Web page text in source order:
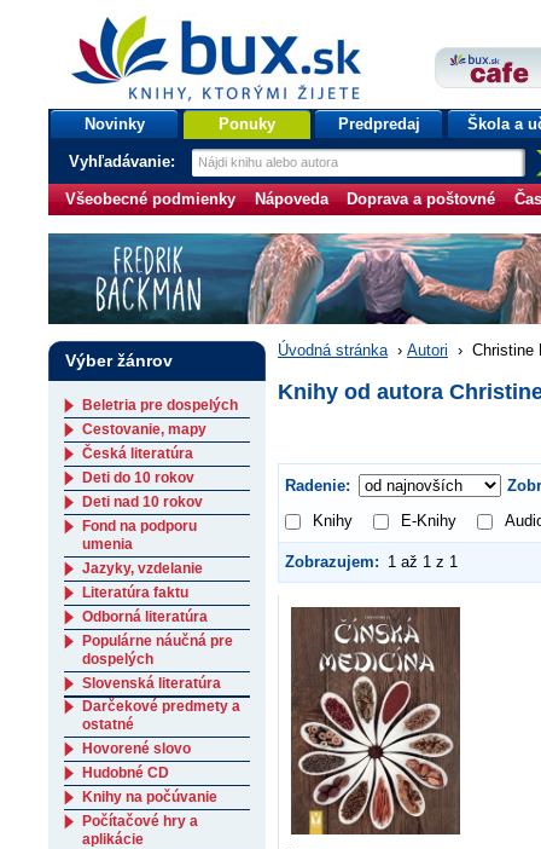
bux.sk
knihy, ktorými žijete
Úvodná stránka
Novinky Ponuky Predpredaj Škola a
Vyhľadávanie:
Všeobecné podmienky Nápoveda Doprava a poštovné
Úvodná stránka › Autori › Christine
Knihy od autora
Radenie:
Knihy
E-Knihy
Zobrazujem: 1 až 1 z 1
Výber žánrov
Beletria pre dospelých
Cestovanie, mapy
Česká literatúra
Deti do 10 rokov
Deti nad 10 rokov
Fond na podporu
umenia
Jazyky, vzdelanie
Literatúra faktu
Odborná literatúra
Populárne náučná pre
dospelých
Slovenská literatúra
Darčekové predmety a
ostatné
Hovorené slovo
Hudobné CD
Knihy na počúvanie
Počítačové hry a
aplikácie